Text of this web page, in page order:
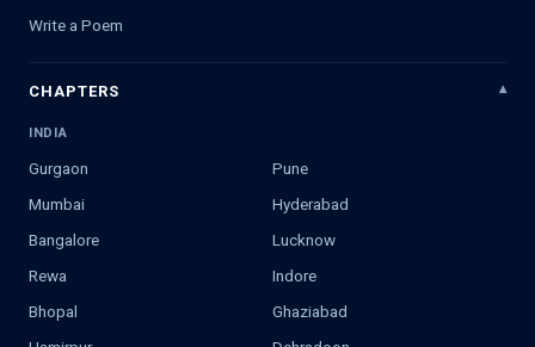
Write a Poem
CHAPTERS
INDIA
Gurgaon
Pune
Mumbai
Hyderabad
Bangalore
Lucknow
Rewa
Indore
Bhopal
Ghaziabad